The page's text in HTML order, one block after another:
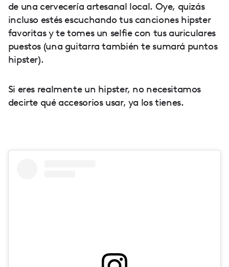
de una cervecería artesanal local. Oye, quizás
incluso estés escuchando tus canciones hipster
favoritas y te tomes un selfie con tus auriculares
puestos (una guitarra también te sumará puntos
hipster).
Si eres realmente un hipster, no necesitamos
decirte qué accesorios usar, ya los tienes.